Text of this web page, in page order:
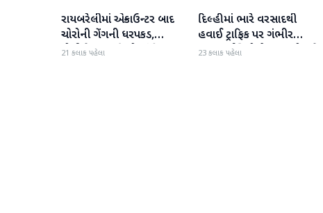
રાષ્ટ્રીય
રાયબરેલીમાં એન્કાઉન્ટર બાદ
ચોરોની ગેંગની ધરપકડ,
પોલીસે 12.4 કિલો ચાંદીના
21 કલાક પહેલા
રાષ્ટ્રીય
દિલ્હીમાં ભારે વરસાદથી
હવાઈ ટ્રાફિક પર ગંભીર
અસર; ઈન્ડિગોએ મુસાફરો માટે
23 કલાક પહેલા